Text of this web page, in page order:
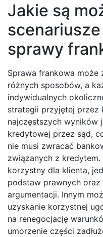
Jakie są
sprawy
Sprawa frankowa może
różnych sposobów, a
indywidualnych
strategii przyjętej przez
najczęstszych wyników
kredytowej przez sąd,
nie musi zwracać
związanych z
korzystny dla klienta,
podstaw prawnych
argumentacji. Innym
uzyskanie korzystnej
na renegocjację
umorzenie części